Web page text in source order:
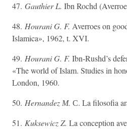
47. Gauthier L. Ibn Rochd
48. Hourani G. F. Averroes on
Islamica», 1962, t. XVI.
49. Hourani G. F. Ibn-Rushd’s
«The world of Islam. Studies in
London, 1960.
50. Hernandez М. С. La filosofia
51. Kuksewicz Z. La conception